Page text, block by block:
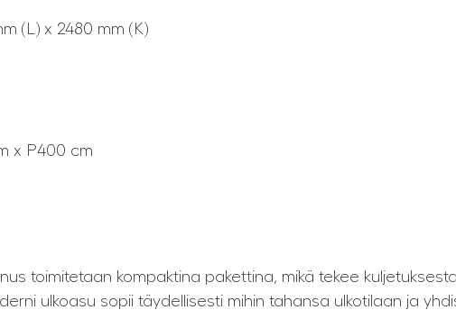
(L) x 2480 mm (K)
x P400 cm
toimitetaan kompaktina pakettina, mikä tekee
ulkoasu sopii täydellisesti mihin tahansa ulkotilaan ja